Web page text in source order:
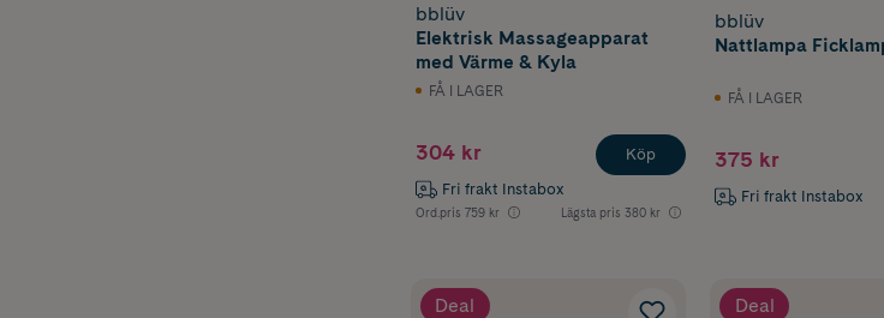
bblüv
Elektrisk Massageapparat
med Värme & Kyla
FÅ I LAGER
304 kr
Fri frakt Instabox
Ord.pris 759 kr Lägsta pris 380 kr
Köp
bblüv
Nattlampa
FÅ I LAGER
375 kr
Fri frakt Instabox
Deal Deal